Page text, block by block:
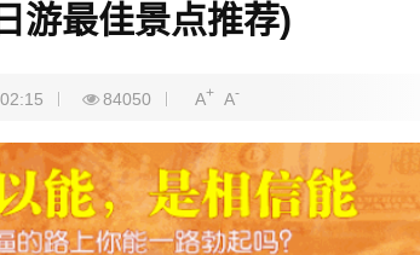
游最佳景点推荐)
84050 A+ A-